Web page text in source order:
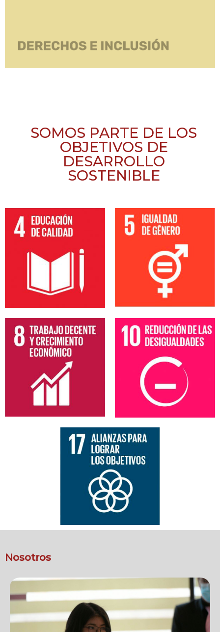
SOMOS PARTE DE LOS
OBJETIVOS DE
DESARROLLO
SOSTENIBLE
Nosotros